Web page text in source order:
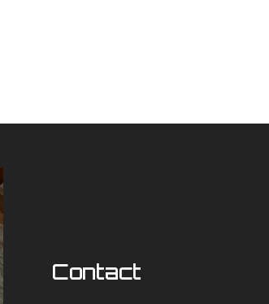
Contact